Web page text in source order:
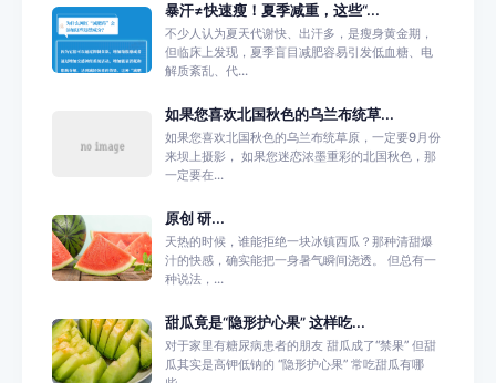
暴汗≠快速瘦！夏季减重，这些“...
不少人认为夏天代谢快、出汗多，是瘦身黄金期，
但临床上发现，夏季盲目减肥容易引发低血糖、电
解质紊乱、代...
如果您喜欢北国秋色的乌兰布统草...
如果您喜欢北国秋色的乌兰布统草原，一定要9月份
来坝上摄影， 如果您迷恋浓墨重彩的北国秋色，那
一定要在...
原创 研...
天热的时候，谁能拒绝一块冰镇西瓜？那种清甜爆
汁的快感，确实能把一身暑气瞬间浇透。 但总有一
种说法，...
甜瓜竟是“隐形护心果” 这样吃...
对于家里有糖尿病患者的朋友 甜瓜成了“禁果” 但甜
瓜其实是高钾低钠的 “隐形护心果” 常吃甜瓜有哪